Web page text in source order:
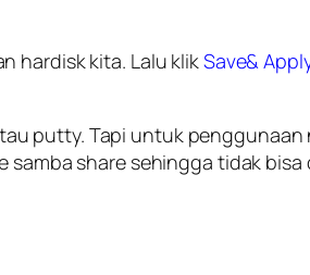
hardisk kita. Lalu klikSave&
putty. Tapi untuk
samba share sehingga tidak